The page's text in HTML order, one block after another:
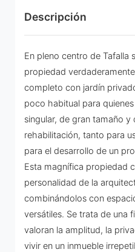
Descripción
En pleno centro de Tafalla
propiedad
completo con jardín
poco habitual para
singular, de gran tamaño
rehabilitación, tanto para
para el desarrollo de un
Esta magnífica propiedad
personalidad de la
combinándolos con
versátiles. Se trata de una
valoran la amplitud, la
vivir en un inmueble